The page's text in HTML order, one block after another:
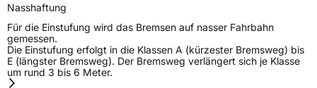
Nasshaftung
Für die Einstufung wird das Bremsen auf nasser Fahrbahn
gemessen.
Die Einstufung erfolgt in die Klassen A (kürzester Bremsweg) bis
E (längster Bremsweg). Der Bremsweg verlängert sich je Klasse
um rund 3 bis 6 Meter.